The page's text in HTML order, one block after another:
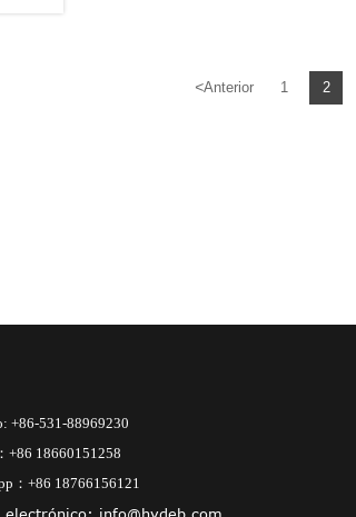
<Anterior 1 2
+86-531-88969230
+86 18660151258
：+86 18766156121
electrónico: info@hydeb.com